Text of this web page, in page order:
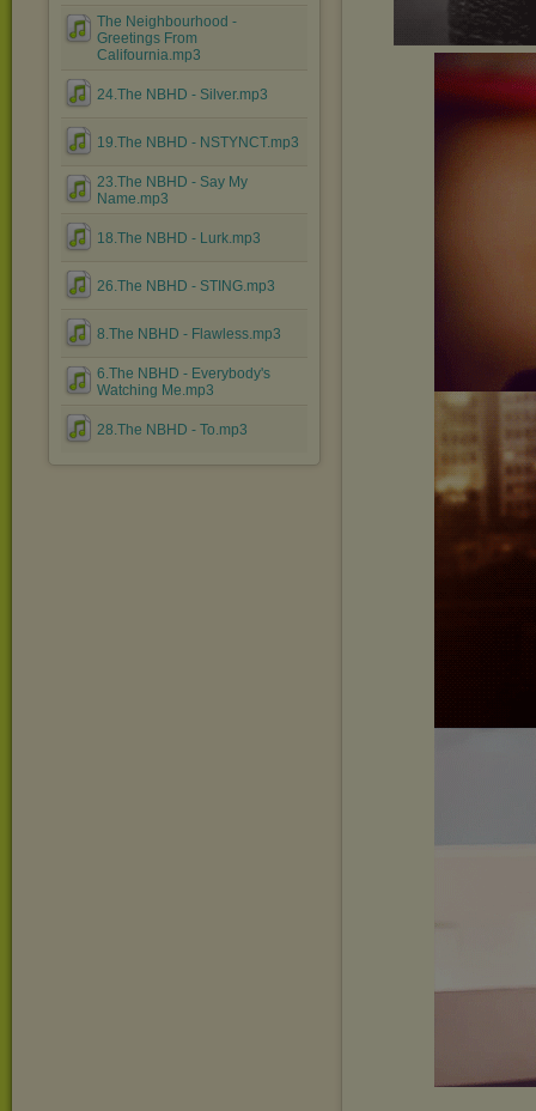
The Neighbourhood -
Greetings From
Califournia.mp3
24.The NBHD - Silver.mp3
19.The NBHD - NSTYNCT.mp3
23.The NBHD - Say My
Name.mp3
18.The NBHD - Lurk.mp3
26.The NBHD - STING.mp3
8.The NBHD - Flawless.mp3
6.The NBHD - Everybody's
Watching Me.mp3
28.The NBHD - To.mp3